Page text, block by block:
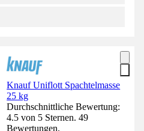
Knauf Uniflott Spachtelmasse
25 kg
Durchschnittliche Bewertung:
4.5 von 5 Sternen. 49
Bewertungen.